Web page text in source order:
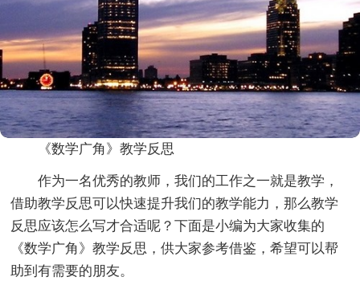
《数学广角》教学反思
作为一名优秀的教师，我们的工作之一就是教学，
借助教学反思可以快速提升我们的教学能力，那么教学
反思应该怎么写才合适呢？下面是小编为大家收集的
《数学广角》教学反思，供大家参考借鉴，希望可以帮
助到有需要的朋友。